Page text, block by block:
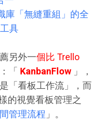
庫「無縫重組」的全
具
另外一個比 Trello
「 KanbanFlow 」，
「看板工作流」，而
的視覺看板管理之
管理流程 」。